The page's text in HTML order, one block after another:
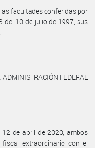
facultades conferidas por
del 10 de julio de 1997, sus
FEDERAL
12 de abril de 2020, ambos
extraordinario con el